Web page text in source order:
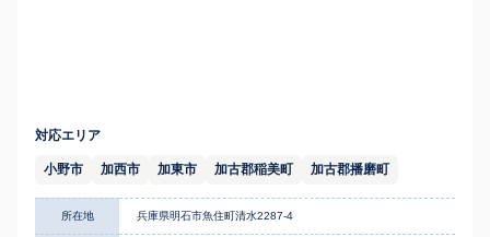
対応エリア
小野市 加西市 加東市 加古郡稲美町 加古郡播磨町
所在地 兵庫県明石市魚住町清水2287-4